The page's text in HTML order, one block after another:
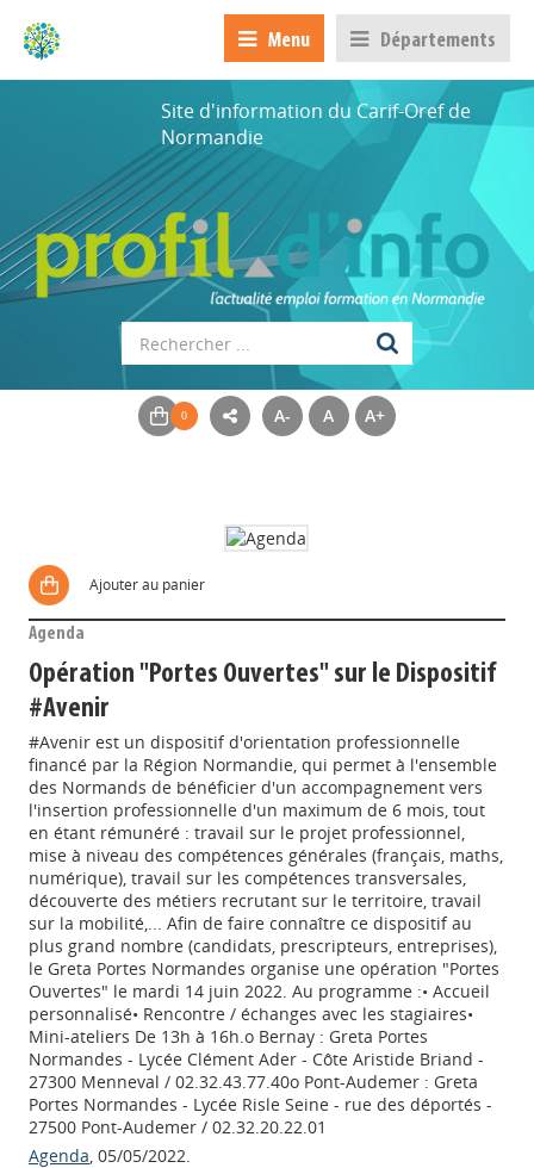
Menu Départements
Site d'information du Carif-Oref de
Normandie
A- A A+
Ajouter au panier
Agenda
Opération "Portes Ouvertes" sur le Dispositif
#Avenir
#Avenir est un dispositif d'orientation professionnelle
financé par la Région Normandie, qui permet à l'ensemble
des Normands de bénéficier d'un accompagnement vers
l'insertion professionnelle d'un maximum de 6 mois, tout
en étant rémunéré : travail sur le projet professionnel,
mise à niveau des compétences générales (français, maths,
numérique), travail sur les compétences transversales,
découverte des métiers recrutant sur le territoire, travail
sur la mobilité,... Afin de faire connaître ce dispositif au
plus grand nombre (candidats, prescripteurs, entreprises),
le Greta Portes Normandes organise une opération "Portes
Ouvertes" le mardi 14 juin 2022. Au programme :• Accueil
personnalisé• Rencontre / échanges avec les stagiaires•
Mini-ateliers De 13h à 16h.o Bernay : Greta Portes
Normandes - Lycée Clément Ader - Côte Aristide Briand -
27300 Menneval / 02.32.43.77.40o Pont-Audemer : Greta
Portes Normandes - Lycée Risle Seine - rue des déportés -
27500 Pont-Audemer / 02.32.20.22.01
Agenda, 05/05/2022.